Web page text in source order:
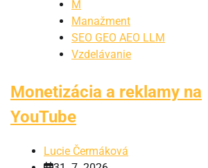
M
Manažment
SEO GEO AEO LLM
Vzdelávanie
Monetizácia a reklamy na
YouTube
Lucie Čermáková